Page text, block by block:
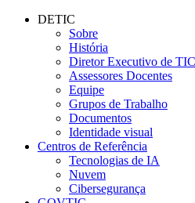
Conteúdo principal
DETIC
Sobre
História
Diretor Executivo de TIC
Assessores Docentes
Equipe
Grupos de Trabalho
Documentos
Identidade visual
Centros de Referência
Tecnologias de IA
Nuvem
Cibersegurança